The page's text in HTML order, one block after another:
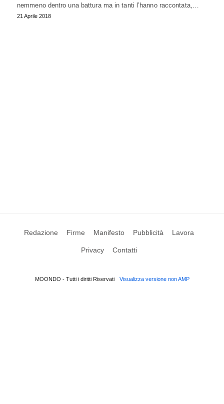
nemmeno dentro una battura ma in tanti l’hanno raccontata,…
21 Aprile 2018
Redazione Firme Manifesto Pubblicità Lavora
Privacy Contatti
MOONDO - Tutti i diritti Riservati Visualizza versione non AMP